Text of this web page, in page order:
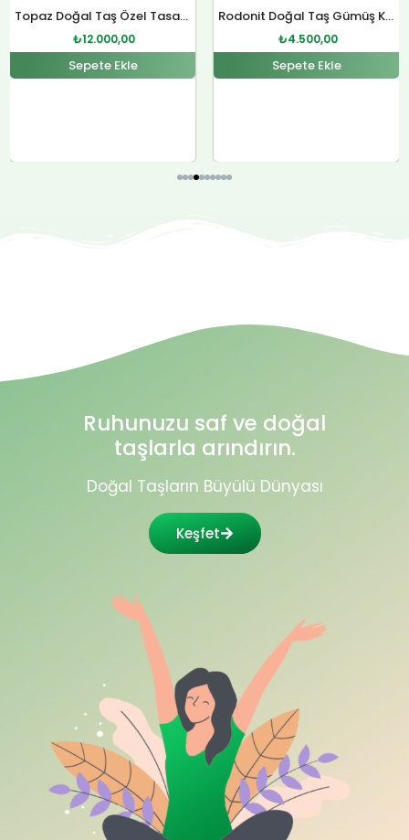
Rodonit Doğal Taş Gümüş Kolye
₺4.500,00
Sepete Ekle
Sitrin Doğal Taş Özel Tasarım Gümüş Kolye
₺12.000,00
Sepete Ekle
Ruhunuzu saf ve doğal
taşlarla arındırın.
Doğal Taşların Büyülü Dünyası
Keşfet